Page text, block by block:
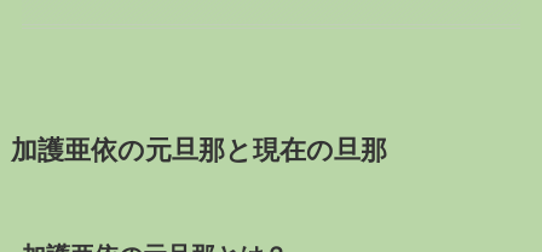
加護亜依の元旦那と現在の旦那